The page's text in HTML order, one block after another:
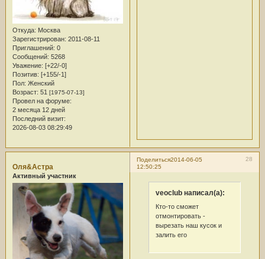
Откуда: Москва
Зарегистрирован: 2011-08-11
Приглашений: 0
Сообщений: 5268
Уважение: [+22/-0]
Позитив: [+155/-1]
Пол: Женский
Возраст: 51 [1975-07-13]
Провел на форуме:
2 месяца 12 дней
Последний визит:
2026-08-03 08:29:49
Поделиться 28
2014-06-05
12:50:25
Оля&Астра
Активный участник
veoclub написал(а):
Кто-то сможет
отмонтировать -
вырезать наш кусок и
залить его